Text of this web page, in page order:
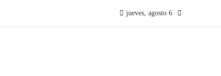
jueves, agosto 6